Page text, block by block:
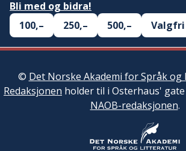
Bli med og bidra!
100,–
250,– 500,– Valgfri
© Det Norske Akademi for Språk
Redaksjonen holder til i Osterhaus' gate
NAOB-redaksjonen.